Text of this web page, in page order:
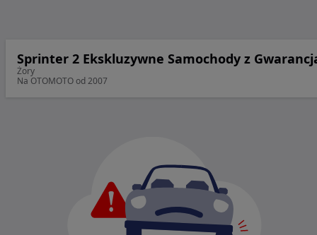
Sprinter 2 Ekskluzywne Samochody z
Żory
Na OTOMOTO od 2007